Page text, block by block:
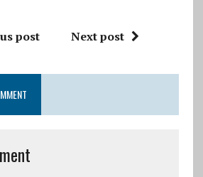
post Next post